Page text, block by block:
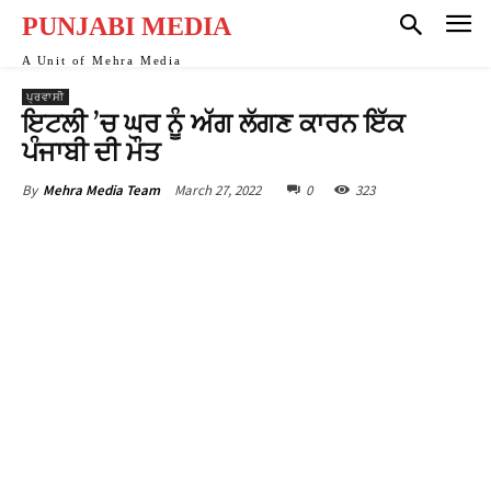
panel
PUNJABI MEDIA
A Unit of Mehra Media
ਪ੍ਰਵਾਸੀ
ਇਟਲੀ ’ਚ ਘਰ ਨੂੰ ਅੱਗ ਲੱਗਣ ਕਾਰਨ ਇੱਕ
ਪੰਜਾਬੀ ਦੀ ਮੌਤ
By Mehra Media Team March 27, 2022 0 323